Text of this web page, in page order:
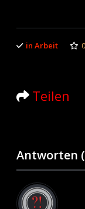
in Arbeit 0
Teilen
Antworten (